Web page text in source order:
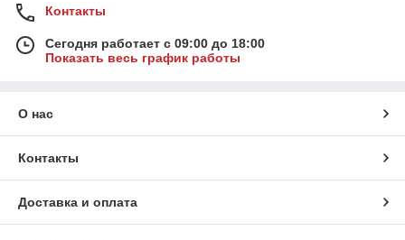
Контакты
Сегодня работает с 09:00 до 18:00
Показать весь график работы
О нас
Контакты
Доставка и оплата